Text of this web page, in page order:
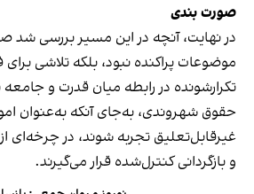
صورت بندی
در نهایت، آنچه در این مسیر بررسی شد
موضوعات پراکنده نبود، بلکه تلاشی برای
تکرارشونده در رابطه میان قدرت و جامعه
حقوق شهروندی، به‌جای آنکه به‌عنوان
غیرقابل‌تعلیق تجربه شوند، در چرخه‌ای
و بازگردانی کنترل‌شده قرار می‌گیرند.